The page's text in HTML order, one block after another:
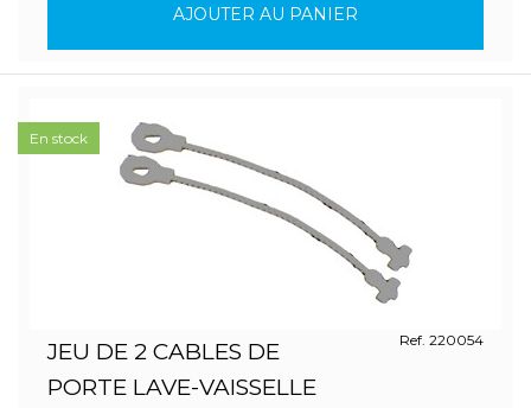
AJOUTER AU PANIER
JEU DE 2 CABLES DE
PORTE LAVE-VAISSELLE
Ref. 220054
En stock